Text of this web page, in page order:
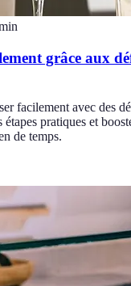
grâce aux
facilement avec des
étapes pratiques et
de temps.